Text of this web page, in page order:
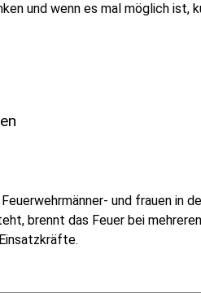
und wenn es mal möglich ist,
und frauen in
brennt das Feuer bei